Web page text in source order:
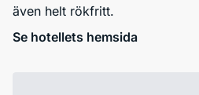
även helt rökfritt.
Se hotellets hemsida